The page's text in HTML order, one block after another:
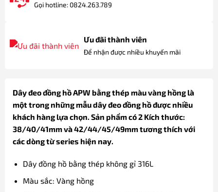
Gọi hotline: 0824.263.789
Ưu đãi thành viên
Để nhận được nhiều khuyến mãi
Dây đeo đồng hồ APW bằng thép màu vàng hồng là
một trong những mẫu dây đeo đồng hồ được nhiều
khách hàng lựa chọn. Sản phẩm có 2 Kích thước:
38/40/41mm và 42/44/45/49mm tương thích với
các dòng từ series hiện nay.
Dây đồng hồ bằng thép không gỉ 316L
Màu sắc: Vàng hồng